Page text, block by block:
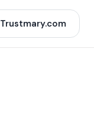
Trustmary.com